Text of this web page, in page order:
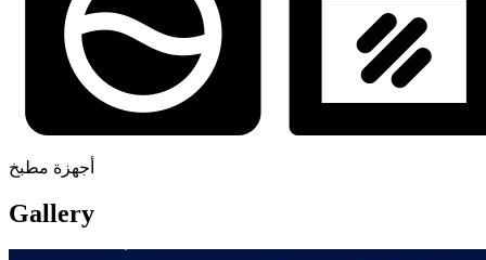
أجهزة مطبخ
Gallery